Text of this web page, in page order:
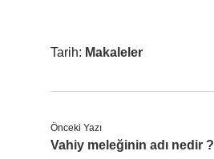
Tarih: Makaleler
Önceki Yazı
Vahiy meleğinin adı nedir ?